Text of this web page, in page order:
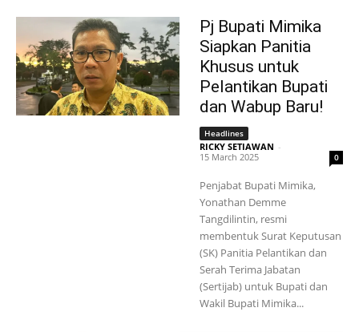
Pj Bupati Mimika
Siapkan Panitia
Khusus untuk
Pelantikan Bupati
dan Wabup Baru!
Headlines
RICKY SETIAWAN -
15 March 2025
0
Penjabat Bupati Mimika,
Yonathan Demme
Tangdilintin, resmi
membentuk Surat Keputusan
(SK) Panitia Pelantikan dan
Serah Terima Jabatan
(Sertijab) untuk Bupati dan
Wakil Bupati Mimika...